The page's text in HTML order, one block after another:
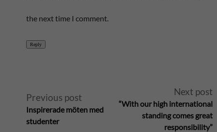
the next time I comment.
Reply
Previous post
Inspirerade möten med
studenter
Next post
“With our high international
standing comes great
responsibility”